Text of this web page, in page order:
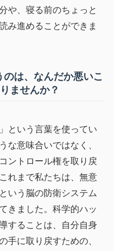
や、寝る前のちょっと
み進めることができま
は、なんだか悪いこ
ませんか？
という言葉を使ってい
な意味合いではなく、
ントロール権を取り戻
れまで私たちは、無意
いう脳の防衛システム
きました。科学的ハッ
することは、自分自身
手に取り戻すための、